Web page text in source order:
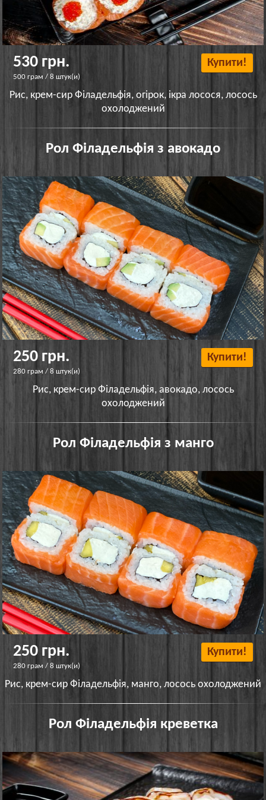
530 грн.
500 грам / 8 штук(и)
Купити!
Рис, крем-сир Філадельфія, огірок, ікра лосося, лосось
охолоджений
Рол Філадельфія з авокадо
250 грн.
280 грам / 8 штук(и)
Купити!
Рис, крем-сир Філадельфія, авокадо, лосось
охолоджений
Рол Філадельфія з манго
250 грн.
280 грам / 8 штук(и)
Купити!
Рис, крем-сир Філадельфія, манго, лосось охолоджений
Рол Філадельфія креветка